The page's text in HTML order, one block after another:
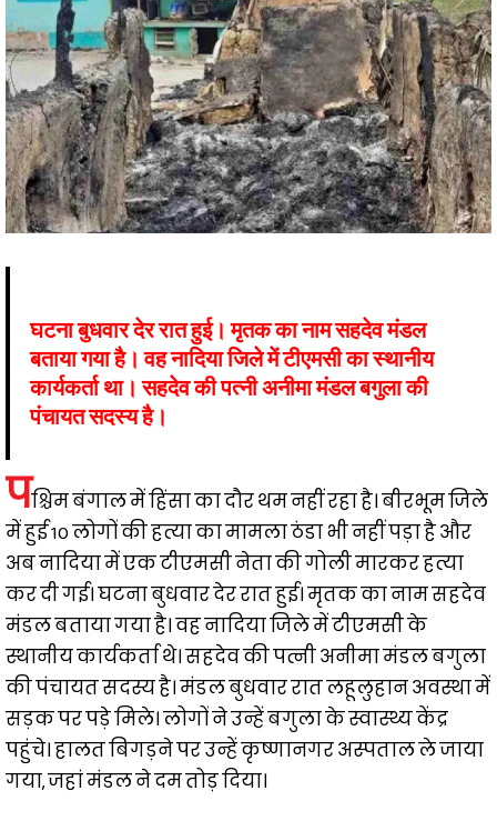
घटना बुधवार देर रात हुई। मृतक का नाम सहदेव मंडल
बताया गया है। वह नादिया जिले में टीएमसी का स्थानीय
कार्यकर्ता था। सहदेव की पत्नी अनीमा मंडल बगुला की
पंचायत सदस्य है।
पश्चिम बंगाल में हिंसा का दौर थम नहीं रहा है। बीरभूम जिले
में हुई 10 लोगों की हत्या का मामला ठंडा भी नहीं पड़ा है और
अब नादिया में एक टीएमसी नेता की गोली मारकर हत्या
कर दी गई। घटना बुधवार देर रात हुई। मृतक का नाम सहदेव
मंडल बताया गया है। वह नादिया जिले में टीएमसी के
स्थानीय कार्यकर्ता थे। सहदेव की पत्नी अनीमा मंडल बगुला
की पंचायत सदस्य है। मंडल बुधवार रात लहूलुहान अवस्था में
सड़क पर पड़े मिले। लोगों ने उन्हें बगुला के स्वास्थ्य केंद्र
पहुंचे। हालत बिगड़ने पर उन्हें कृष्णानगर अस्पताल ले जाया
गया, जहां मंडल ने दम तोड़ दिया।